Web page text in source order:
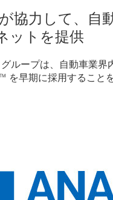
協力して、自
ットを提供
ループは、自動車業界
を早期に採用すること